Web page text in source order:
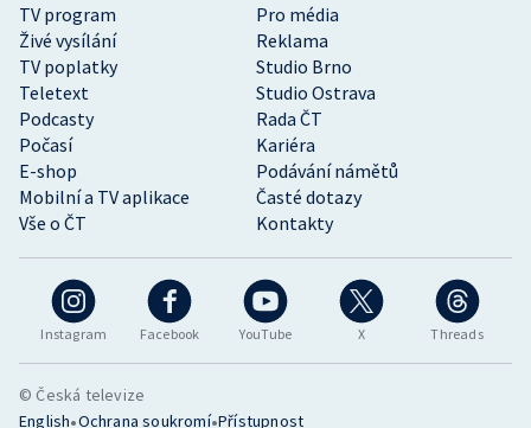
Instagram Facebook YouTube X Threads
TV program
Pro média
Živé vysílání
Reklama
TV poplatky
Studio Brno
Teletext
Studio Ostrava
Podcasty
Rada ČT
Počasí
Kariéra
E-shop
Podávání námětů
Mobilní a TV aplikace
Časté dotazy
Vše o ČT
Kontakty
© Česká televize
English•Ochrana soukromí•Přístupnost